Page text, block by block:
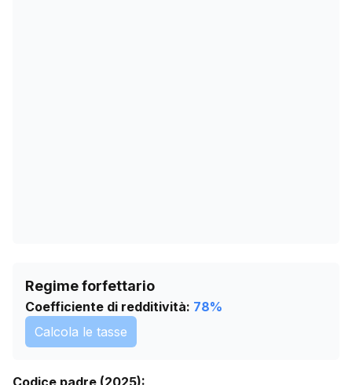
Regime forfettario
Coefficiente di redditività: 78%
Calcola le tasse
Codice padre (2025):